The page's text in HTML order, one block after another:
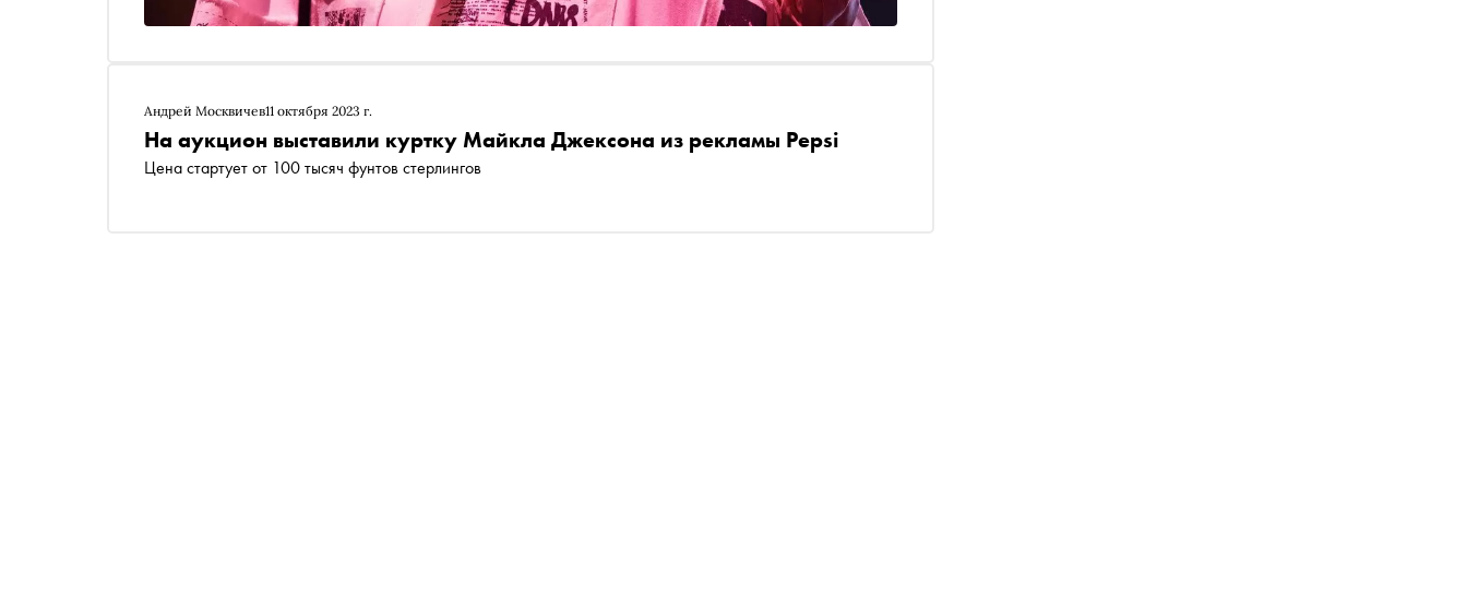
Андрей Москвичев11 октября 2023 г.
На аукцион выставили куртку Майкла Джексона из рекламы Pepsi
Цена стартует от 100 тысяч фунтов стерлингов